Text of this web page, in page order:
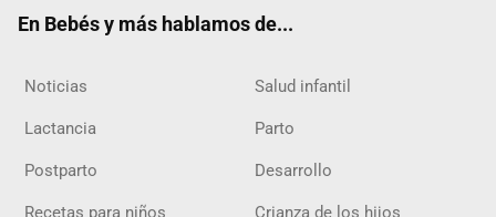
En Bebés y más hablamos de...
Noticias Salud infantil
Lactancia Parto
Postparto Desarrollo
Recetas para niños Crianza de los hijos